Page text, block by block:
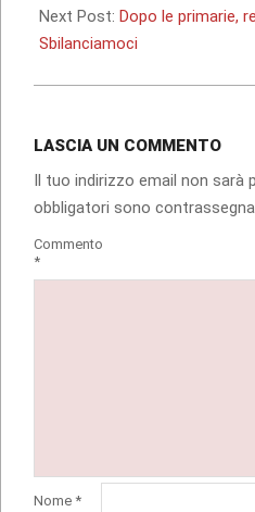
12
Next Post: Dopo le primarie,
Sbilanciamoci
LASCIA UN COMMENTO
Il tuo indirizzo email non sarà
obbligatori sono
Commento
*
Nome *